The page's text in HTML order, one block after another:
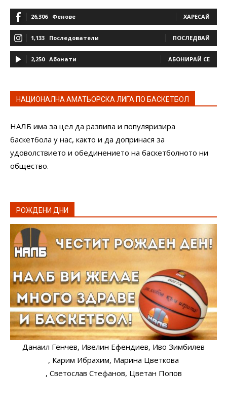
26,306 Фенове ХАРЕСАЙ
1,133 Последователи ПОСЛЕДВАЙ
2,250 Абонати АБОНИРАЙ СЕ
НАЦИОНАЛНА АМАТЬОРСКА ЛИГА ПО БАСКЕТБОЛ
НАЛБ има за цел да развива и популяризира
баскетбола у нас, както и да допринася за
удоволствието и обединението на баскетболното ни
общество.
РОЖДЕНИ ДНИ
Данаил Генчев, Ивелин Ефендиев, Иво Зимбилев
, Карим Ибрахим, Марина Цветкова
, Светослав Стефанов, Цветан Попов